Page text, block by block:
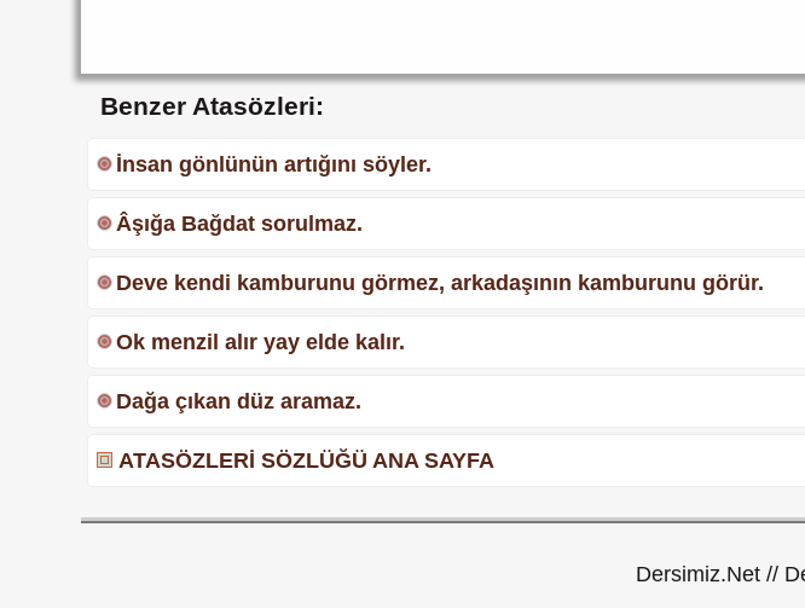
Benzer Atasözleri:
İnsan gönlünün artığını söyler.
Âşığa Bağdat sorulmaz.
Deve kendi kamburunu görmez, arkadaşının kamburunu görür.
Ok menzil alır yay elde kalır.
Dağa çıkan düz aramaz.
ATASÖZLERİ SÖZLÜĞÜ ANA SAYFA
Dersimiz.Net //